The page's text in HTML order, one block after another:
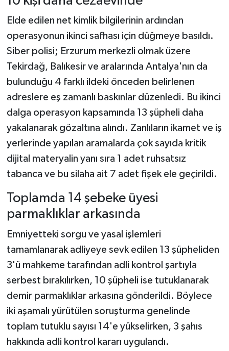
Elde edilen net kimlik bilgilerinin ardından
operasyonun ikinci safhası için düğmeye basıldı.
Siber polisi; Erzurum merkezli olmak üzere
Tekirdağ, Balıkesir ve aralarında Antalya'nın da
bulunduğu 4 farklı ildeki önceden belirlenen
adreslere eş zamanlı baskınlar düzenledi. Bu ikinci
dalga operasyon kapsamında 13 şüpheli daha
yakalanarak gözaltına alındı. Zanlıların ikamet ve iş
yerlerinde yapılan aramalarda çok sayıda kritik
dijital materyalin yanı sıra 1 adet ruhsatsız
tabanca ve bu silaha ait 7 adet fişek ele geçirildi.
Toplamda 14 şebeke üyesi
parmaklıklar arkasında
Emniyetteki sorgu ve yasal işlemleri
tamamlanarak adliyeye sevk edilen 13 şüpheliden
3'ü mahkeme tarafından adli kontrol şartıyla
serbest bırakılırken, 10 şüpheli ise tutuklanarak
demir parmaklıklar arkasına gönderildi. Böylece
iki aşamalı yürütülen soruşturma genelinde
toplam tutuklu sayısı 14'e yükselirken, 3 şahıs
hakkında adli kontrol kararı uygulandı.